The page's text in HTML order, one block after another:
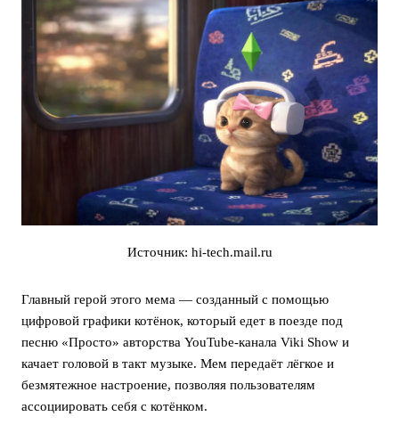
Источник: hi-tech.mail.ru
Главный герой этого мема — созданный с помощью
цифровой графики котёнок, который едет в поезде под
песню «Просто» авторства YouTube-канала Viki Show и
качает головой в такт музыке. Мем передаёт лёгкое и
безмятежное настроение, позволяя пользователям
ассоциировать себя с котёнком.